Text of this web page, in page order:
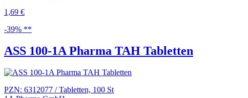
1,69 €
-39% **
ASS 100-1A Pharma TAH Tabletten
PZN: 6312077 / Tabletten, 100 St